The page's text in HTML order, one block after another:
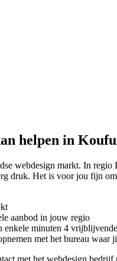
helpen in
webdesign markt. In
druk. Het is voor jou fijn
aanbod in jouw regio
enkele minuten 4
met het bureau waar
met het webdesign